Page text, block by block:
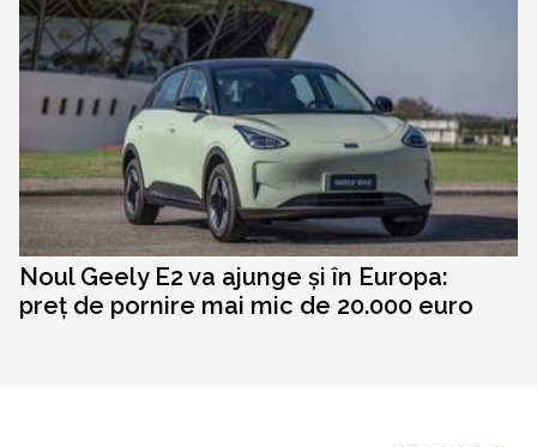
Noul Geely E2 va ajunge și în Europa:
preț de pornire mai mic de 20.000 euro